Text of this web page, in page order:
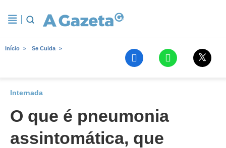
Início Se Cuida
Internada
O que é pneumonia
assintomática, que